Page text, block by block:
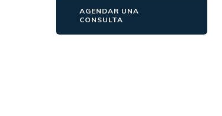
AGENDAR UNA
CONSULTA